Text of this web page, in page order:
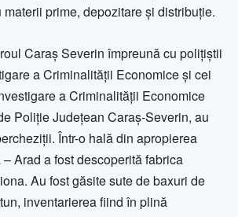
prime, depozitare și distribuție.
Caraș Severin împreună cu polițiștii
a Criminalității Economice și cei
a Criminalității Economice
Poliție Județean Caraș-Severin, au
Într-o hală din apropierea
Arad a fost descoperită fabrica
Au fost găsite sute de baxuri de
inventarierea fiind în plină